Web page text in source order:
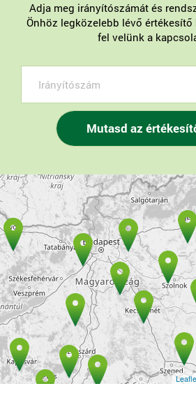
Adja meg irányítószámát és
Önhöz legközelebb lévő
fel velünk a